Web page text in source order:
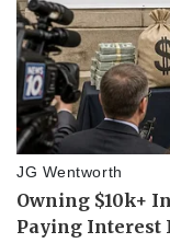
Tin nóng
Tư vấn luật